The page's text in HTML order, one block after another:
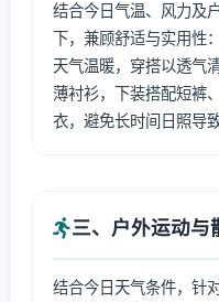
结合今日气温、风力及
下，兼顾舒适与实用性：
天气温暖，穿搭以透气
薄衬衫，下装搭配短裤
衣，避免长时间日照导
三、户外运动与
结合今日天气条件，针